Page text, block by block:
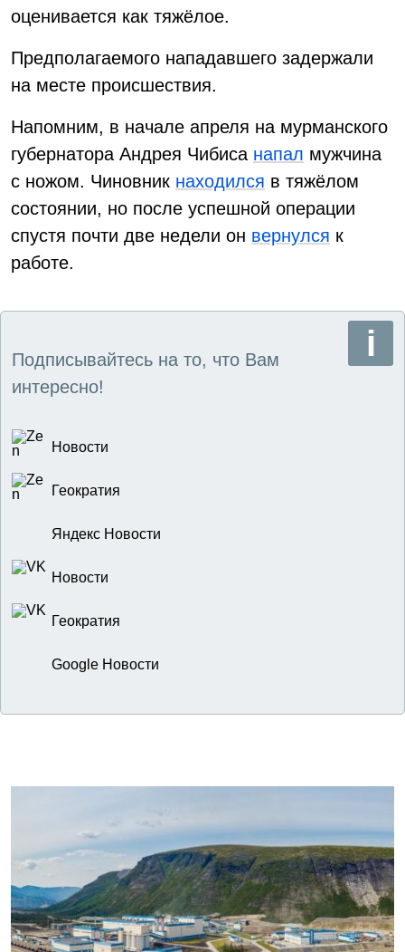
оценивается как тяжёлое.
Предполагаемого нападавшего задержали
на месте происшествия.
Напомним, в начале апреля на мурманского
губернатора Андрея Чибиса напал мужчина
с ножом. Чиновник находился в тяжёлом
состоянии, но после успешной операции
спустя почти две недели он вернулся к
работе.
Подписывайтесь на то, что Вам
интересно!
Новости
Геократия
Яндекс Новости
Новости
Геократия
Google Новости